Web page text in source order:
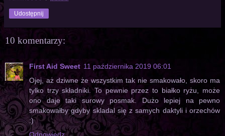
Udostępnij
10 komentarzy:
First Aid Sweet 11 października 2019 06:01
Ojej, aż dziwne że wszystkim tak nie smakowało, skoro ma
tylko trzy składniki. To pewnie przez to białko ryżu, może
ono daje taki surowy posmak. Dużo lepiej na pewno
smakowałby gdyby skladal się z samych daktyli i orzechów
:)